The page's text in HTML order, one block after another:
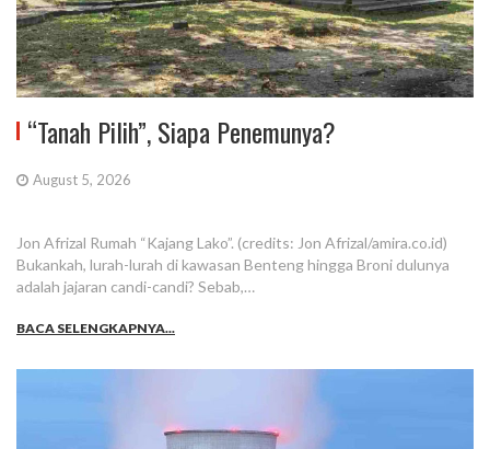
“Tanah Pilih”, Siapa Penemunya?
August 5, 2026
Jon Afrizal Rumah “Kajang Lako”. (credits: Jon Afrizal/amira.co.id)
Bukankah, lurah-lurah di kawasan Benteng hingga Broni dulunya
adalah jajaran candi-candi? Sebab,…
BACA SELENGKAPNYA...